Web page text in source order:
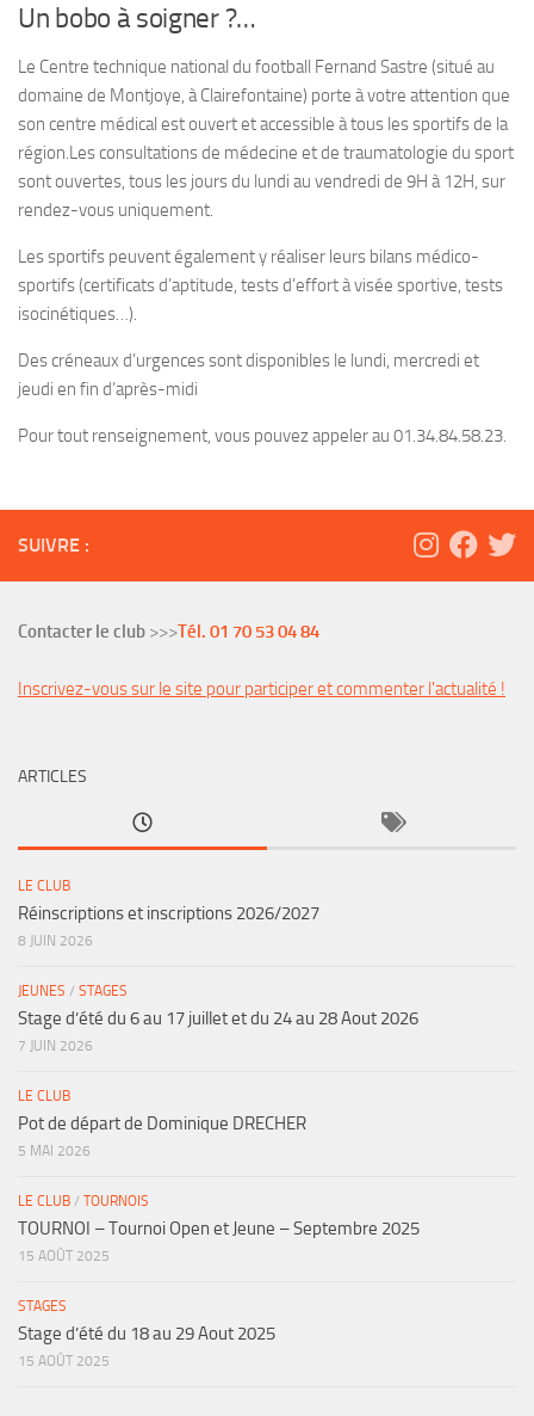
Un bobo à soigner ?…
Le Centre technique national du football Fernand Sastre (situé au
domaine de Montjoye, à Clairefontaine) porte à votre attention que
son centre médical est ouvert et accessible àtous les sportifs de la
région .Les consultations de médecine et de traumatologie du sport
sont ouvertes, tous les jours du lundi au vendredi de 9H à 12H, sur
rendez-vous uniquement.
Les sportifs peuvent également y réaliser leurs bilans médico-
sportifs (certificats d’aptitude, tests d’effort à visée sportive, tests
isocinétiques…).
Des créneaux d’urgences sont disponibles le lundi, mercredi et
jeudi en fin d’après-midi
Pour tout renseignement, vous pouvez appeler au 01.34.84.58.23.
SUIVRE :
Contacter le club >>>Tél. 01 70 53 04 84
Inscrivez-vous sur le site pour participer et commenter l'actualité !
ARTICLES
LE CLUB
Réinscriptions et inscriptions 2026/2027
8 JUIN 2026
JEUNES / STAGES
Stage d’été du 6 au 17 juillet et du 24 au 28 Aout 2026
7 JUIN 2026
LE CLUB
Pot de départ de Dominique DRECHER
5 MAI 2026
LE CLUB / TOURNOIS
TOURNOI – Tournoi Open et Jeune – Septembre 2025
15 AOÛT 2025
STAGES
Stage d’été du 18 au 29 Aout 2025
15 AOÛT 2025